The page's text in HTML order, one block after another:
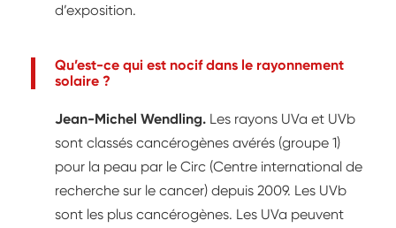
d’exposition.
Qu’est-ce qui est nocif dans le rayonnement
solaire ?
Jean-Michel Wendling. Les rayons UVa et UVb
sont classés cancérogènes avérés (groupe 1)
pour la peau par le Circ (Centre international de
recherche sur le cancer) depuis 2009. Les UVb
sont les plus cancérogènes. Les UVa peuvent